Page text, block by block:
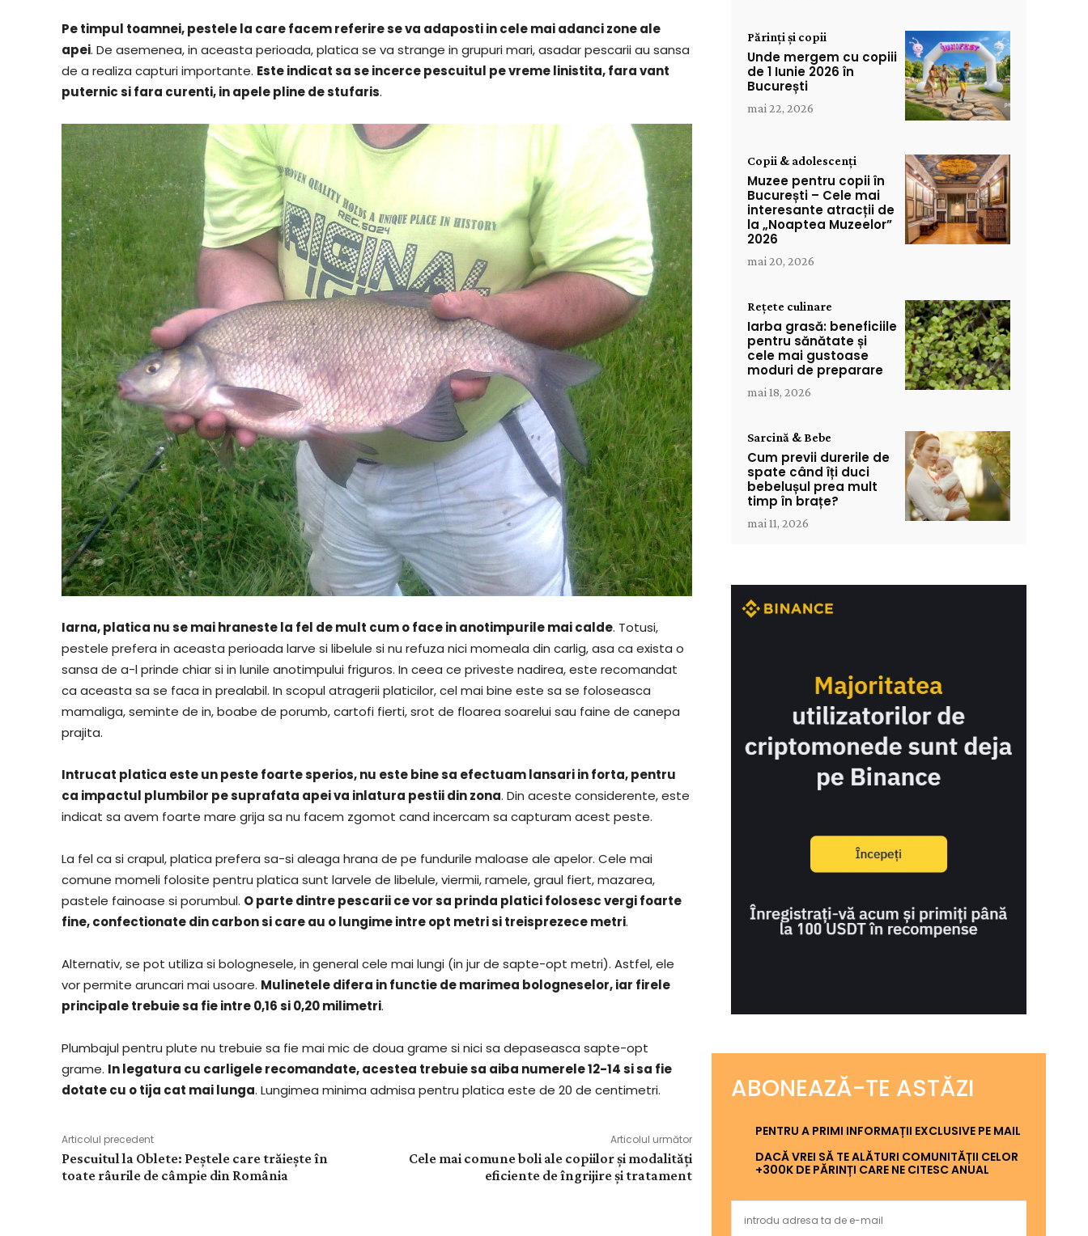
Pe timpul toamnei, pestele la care facem referire se va adaposti in cele mai adanci zone ale
apei. De asemenea, in aceasta perioada, platica se va strange in grupuri mari, asadar pescarii au sansa
de a realiza capturi importante. Este indicat sa se incerce pescuitul pe vreme linistita, fara vant
puternic si fara curenti, in apele pline de stufaris.
Iarna, platica nu se mai hraneste la fel de mult cum o face in anotimpurile mai calde. Totusi,
pestele prefera in aceasta perioada larve si libelule si nu refuza nici momeala din carlig, asa ca exista o
sansa de a-l prinde chiar si in lunile anotimpului friguros. In ceea ce priveste nadirea, este recomandat
ca aceasta sa se faca in prealabil. In scopul atragerii platicilor, cel mai bine este sa se foloseasca
mamaliga, seminte de in, boabe de porumb, cartofi fierti, srot de floarea soarelui sau faine de canepa
prajita.
Intrucat platica este un peste foarte sperios, nu este bine sa efectuam lansari in forta, pentru
ca impactul plumbilor pe suprafata apei va inlatura pestii din zona. Din aceste considerente, este
indicat sa avem foarte mare grija sa nu facem zgomot cand incercam sa capturam acest peste.
La fel ca si crapul, platica prefera sa-si aleaga hrana de pe fundurile maloase ale apelor. Cele mai
comune momeli folosite pentru platica sunt larvele de libelule, viermii, ramele, graul fiert, mazarea,
pastele fainoase si porumbul. O parte dintre pescarii ce vor sa prinda platici folosesc vergi foarte
fine, confectionate din carbon si care au o lungime intre opt metri si treisprezece metri.
Alternativ, se pot utiliza si bolognesele, in general cele mai lungi (in jur de sapte-opt metri). Astfel, ele
vor permite aruncari mai usoare. Mulinetele difera in functie de marimea bologneselor, iar firele
principale trebuie sa fie intre 0,16 si 0,20 milimetri.
Plumbajul pentru plute nu trebuie sa fie mai mic de doua grame si nici sa depaseasca sapte-opt
grame. In legatura cu carligele recomandate, acestea trebuie sa aiba numerele 12-14 si sa fie
dotate cu o tija cat mai lunga. Lungimea minima admisa pentru platica este de 20 de centimetri.
Articolul precedent
Pescuitul la Oblete: Peștele care trăiește în
toate râurile de câmpie din România
Articolul următor
Cele mai comune boli ale copiilor și modalități
eficiente de îngrijire și tratament
Părinți și copii
Unde mergem cu copiii
de 1 Iunie 2026 în
București
mai 22, 2026
Copii & adolescenți
Muzee pentru copii în
București – Cele mai
interesante atracții de
la „Noaptea Muzeelor”
2026
mai 20, 2026
Rețete culinare
Iarba grasă: beneficiile
pentru sănătate și
cele mai gustoase
moduri de preparare
mai 18, 2026
Sarcină & Bebe
Cum previi durerile de
spate când îți duci
bebelușul prea mult
timp în brațe?
mai 11, 2026
ABONEAZĂ-TE ASTĂZI
PENTRU A PRIMI INFORMAȚII EXCLUSIVE PE MAIL
DACĂ VREI SĂ TE ALĂTURI COMUNITĂȚII CELOR
+300K DE PĂRINȚI CARE NE CITESC ANUAL